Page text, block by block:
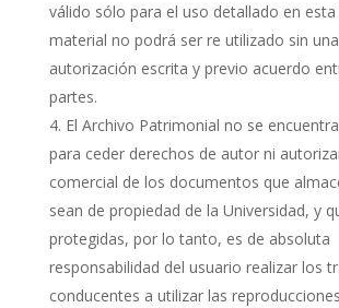
válido sólo para el uso detallado en esta
material no podrá ser re utilizado sin
autorización escrita y previo acuerdo
partes.
El Archivo Patrimonial no se
para ceder derechos de autor ni
comercial de los documentos que
sean de propiedad de la Universidad, y
protegidas, por lo tanto, es de absoluta
responsabilidad del usuario realizar los
conducentes a utilizar las